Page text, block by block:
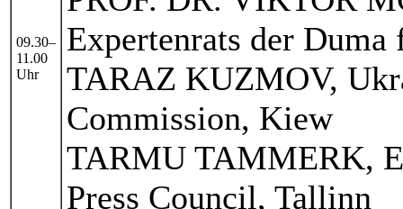
09.30–
11.00
Uhr
Expertenrats der
TARAZ KUZMOV,
Commission, Kiew
TARMU TAMMERK,
Press Council, Tallinn